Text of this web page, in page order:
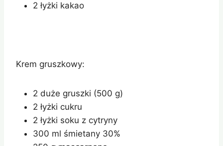
2 łyżki kakao
Krem gruszkowy:
2 duże gruszki (500 g)
2 łyżki cukru
2 łyżki soku z cytryny
300 ml śmietany 30%